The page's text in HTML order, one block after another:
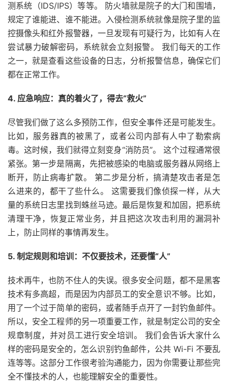
测系统（IDS/IPS）等等。 防火墙就是院子的大门和围墙，
规定了谁能进、谁不能进。入侵检测系统就像是院子里的监
控摄像头和红外报警器，一旦发现有可疑行为，比如有人在
尝试暴力破解密码，系统就会立刻报警。 我们每天的工作
之一，就是查看这些设备的日志，分析报警信息，确保它们
都在正常工作。
4. 应急响应：真的着火了，得去“救火”
尽管我们做了这么多预防工作，但安全事件还是可能发生。
比如，服务器真的被黑了，或者公司内部有人中了勒索病
毒。这时候，我们就得立刻变身“消防员”。 这个过程通常很
紧张。第一步是隔离，先把被感染的电脑或服务器从网络上
断开，防止病毒扩散。 第二步是分析，搞清楚攻击者是怎
么进来的，都干了些什么。 这需要我们像侦探一样，从大
量的系统日志里找到蛛丝马迹。最后是恢复和加固，把系统
清理干净，恢复正常业务，并且把这次攻击利用的漏洞补
上，防止同样的事情再发生。
5. 制定规则和培训：不仅要技术，还要懂“人”
技术再牛，也防不住人的失误。很多安全问题，都不是黑客
技术有多高超，而是因为内部员工的安全意识不够。比如，
用了一个过于简单的密码，或者随手点开了一封钓鱼邮件。
所以，安全工程师的另一项重要工作，就是制定公司的安全
规章制度，并对员工进行安全培训。 我们会告诉大家什么
样的密码是安全的，怎么识别钓鱼邮件，公共 Wi-Fi 不要乱
连等等。这部分工作很考验沟通能力，因为你需要让那些完
全不懂技术的人，也能理解安全的重要性。